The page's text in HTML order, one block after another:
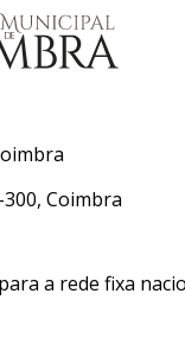
Coimbra
a rede fixa